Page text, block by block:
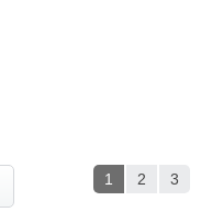
1 2 3